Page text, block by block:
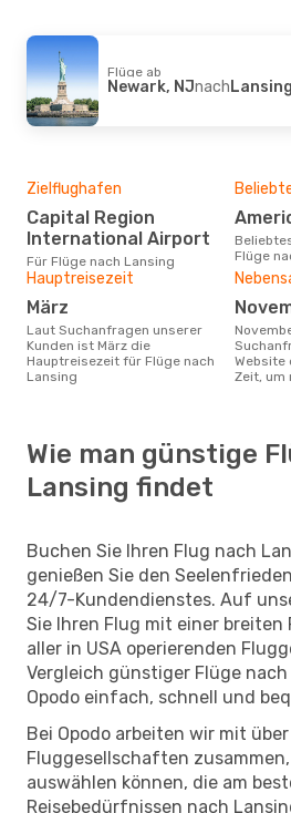
Flüge ab
Newark, NJnachLansing
Zielflughafen
Capital Region
International Airport
Für Flüge nach Lansing
Beliebteste Fluggesellschaft für
Flüge
Hauptreisezeit
März
Laut Suchanfragen unserer
Kunden ist März die
Hauptreisezeit für Flüge nach
Lansing
November ist laut den
Website
Zeit, um
Wie man günstige
Lansing findet
Buchen Sie Ihren Flug nach
genießen Sie den
24/7-Kundendienstes. Auf
Sie Ihren Flug mit einer breiten
aller in USA operierenden
Vergleich günstiger Flüge
Opodo einfach, schnell und
Bei Opodo arbeiten wir mit
Fluggesellschaften
auswählen können, die am
Reisebedürfnissen nach